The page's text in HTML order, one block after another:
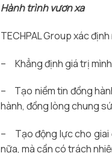
Hành trình vươn xa
TECHPAL Group xác
– Khẳng định giá trị
– Tạo niềm tin đồng
hành, đồng lòng chung
– Tạo động lực cho giai
nữa, mà cần có trách